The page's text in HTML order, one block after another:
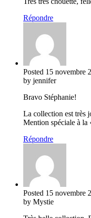
Répondre
Posted 15 novembre
by jennifer
Bravo Stéphanie!
La collection est très
Mention spéciale à la
Répondre
Posted 15 novembre
by Mystie